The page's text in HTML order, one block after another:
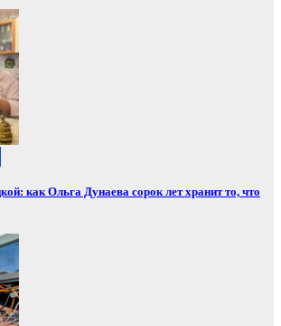
как Ольга Дунаева сорок лет хранит то, что